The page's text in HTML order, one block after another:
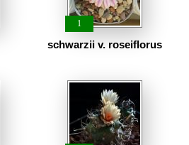
1
schwarzii v. roseiflorus